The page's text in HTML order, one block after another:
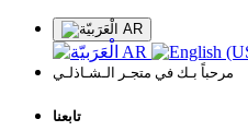
AR
AR
مرحباً بـك في متجـر الـشـاذلـي
تابعنا